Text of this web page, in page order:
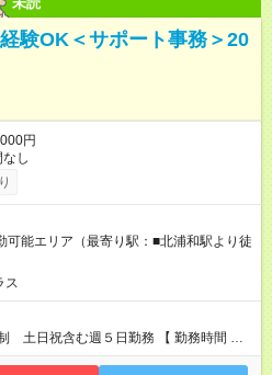
験OK＜サポート事務＞20
円
なし
可能エリア（最寄り駅：■北浦和駅より徒
ス
祝含む週５日勤務 【 勤務時間 】
働8h／休憩１h） ※残業ほとんどありま